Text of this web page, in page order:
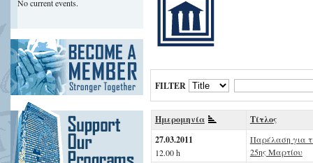
No current events.
FILTER
Ημερομηνία
Τίτλος
27.03.2011
12.00 h
Παρέλαση για
25ης Μαρτίου